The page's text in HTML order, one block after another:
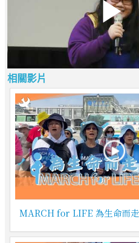
相關影片
MARCH for LIFE 為生命而